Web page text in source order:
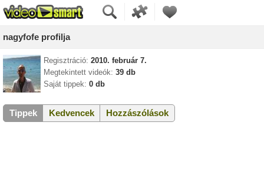
nagyfofe profilja
Regisztráció: 2010. február 7.
Megtekintett videók: 39 db
Saját tippek: 0 db
Tippek Kedvencek Hozzászólások